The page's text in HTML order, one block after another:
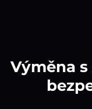
Výměna